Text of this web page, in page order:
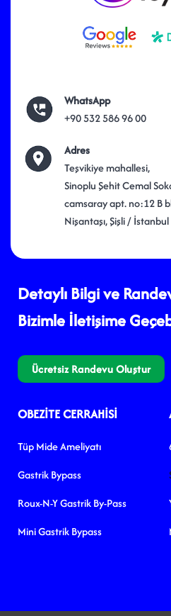
WhatsApp
+90 532 586 96 00
Adres
Teşvikiye mahallesi,
Sinoplu Şehit Cemal
camsaray apt. no:12 B
Nişantaşı, Şişli / İstanbul
Detaylı Bilgi ve
Bizimle İletişime
Ücretsiz Randevu Oluştur
OBEZITE CERRAHISI
Tüp Mide Ameliyatı
Gastrik Bypass
Roux-N-Y Gastrik By-Pass
Mini Gastrik Bypass